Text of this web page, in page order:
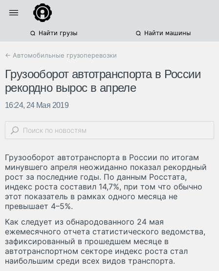
Найти грузы Найти машины
← Автомобильные грузоперевозки
Грузооборот автотранспорта в России
рекордно вырос в апреле
16:24, 24 Мая 2019
Грузооборот автотранспорта в России по итогам
минувшего апреля неожиданно показал рекордный
рост за последние годы. По данным Росстата,
индекс роста составил 14,7%, при том что обычно
этот показатель в рамках одного месяца не
превышает 4–5%.
Как следует из обнародованного 24 мая
ежемесячного отчета статистического ведомства,
зафиксированный в прошедшем месяце в
автотранспортном секторе индекс роста стал
наибольшим среди всех видов транспорта.